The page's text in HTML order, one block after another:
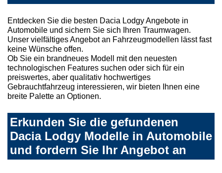
Entdecken Sie die besten Dacia Lodgy Angebote in
Automobile und sichern Sie sich Ihren Traumwagen.
Unser vielfältiges Angebot an Fahrzeugmodellen lässt fast
keine Wünsche offen.
Ob Sie ein brandneues Modell mit den neuesten
technologischen Features suchen oder sich für ein
preiswertes, aber qualitativ hochwertiges
Gebrauchtfahrzeug interessieren, wir bieten Ihnen eine
breite Palette an Optionen.
Erkunden Sie die gefundenen
Dacia Lodgy Modelle in Automobile
und fordern Sie Ihr Angebot an